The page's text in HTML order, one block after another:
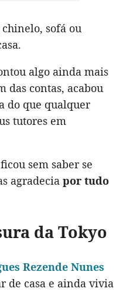
sofá ou
algo ainda mais
das contas, acabou
do que qualquer
tutores em
sem saber se
agradecia por tudo
da Tokyo
Rezende Nunes
de casa e ainda vivia